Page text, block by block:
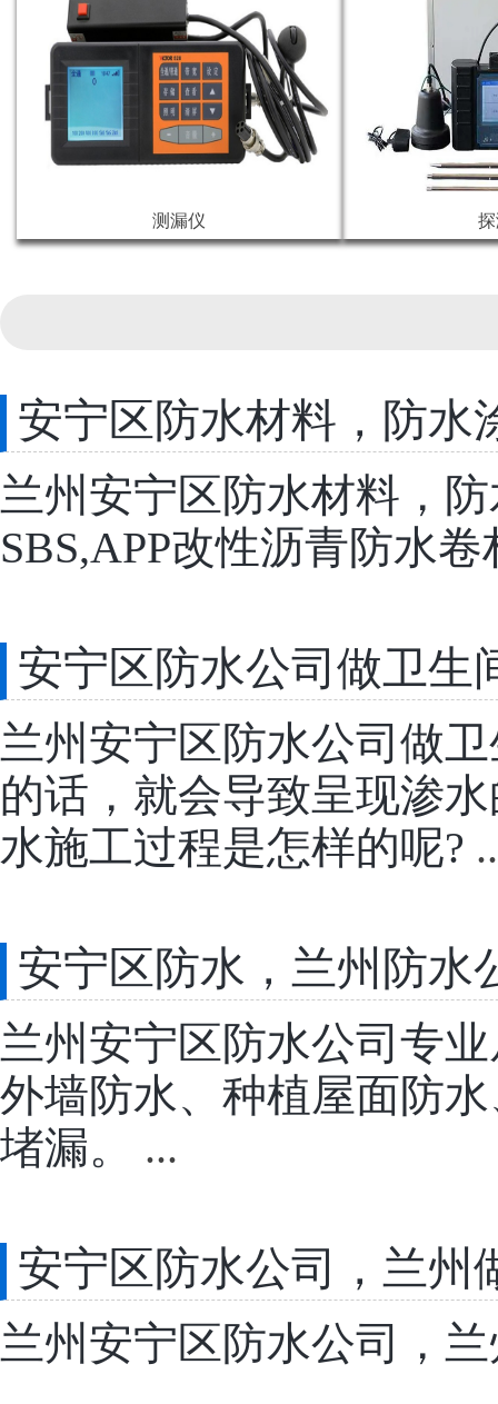
测漏仪
安宁区防水材料，防水
兰州安宁区防水材料，
SBS,APP改性沥青防水
安宁区防水公司做卫生
兰州安宁区防水公司做
的话，就会导致呈现渗
水施工过程是怎样的呢?
安宁区防水，兰州防水
兰州安宁区防水公司专
外墙防水、种植屋面防
堵漏。​ ...
安宁区防水公司，兰州
兰州安宁区防水公司，